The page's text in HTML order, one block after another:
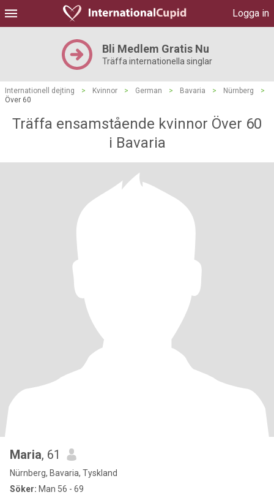
Logga in
Bli Medlem Gratis Nu
Träffa internationella singlar
Internationell dejting > Kvinnor > German > Bavaria > Nürnberg
>
Över 60
Träffa ensamstående kvinnor Över 60
i Bavaria
Maria, 61
Nürnberg, Bavaria, Tyskland
Söker: Man 56 - 69